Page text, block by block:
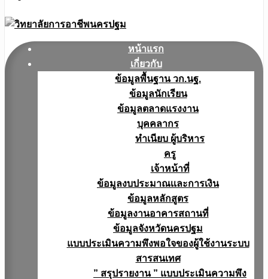
หน้าแรก
เกี่ยวกับ
ข้อมูลพื้นฐาน วก.นฐ.
ข้อมูลนักเรียน
ข้อมูลตลาดแรงงาน
บุคคลากร
ทำเนียบ ผู้บริหาร
ครู
เจ้าหน้าที่
ข้อมูลงบประมาณเเละการเงิน
ข้อมูลหลักสูตร
ข้อมูลงานอาคารสถานที่
ข้อมูลจังหวัดนครปฐม
แบบประเมินความพึงพอใจของผู้ใช้งานระบบ
สารสนเทศ
” สรุปรายงาน ” แบบประเมินความพึง